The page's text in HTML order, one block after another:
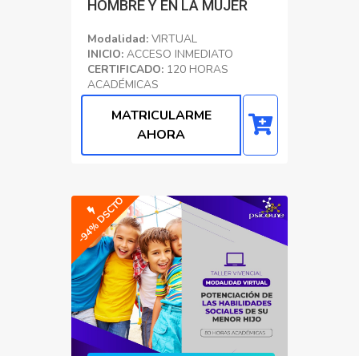
HOMBRE Y EN LA MUJER
Modalidad: VIRTUAL
INICIO: ACCESO INMEDIATO
CERTIFICADO: 120 HORAS
ACADÉMICAS
Psicología Clínica
MATRICULARME
AHORA
-94% DSCTO